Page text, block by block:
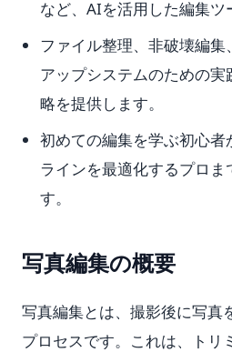
など、AIを活用した編集ツ
ファイル整理、非破壊編集
アップシステムのための
略を提供します。
初めての編集を学ぶ初心
ラインを最適化するプロま
す。
写真編集の概要
写真編集とは、撮影後に写真
プロセスです。これは、トリ